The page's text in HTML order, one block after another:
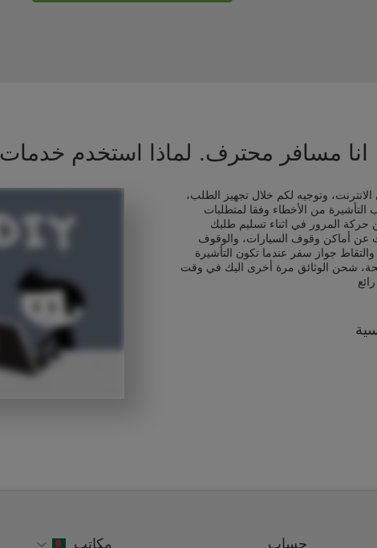
انا مسافر محترف. لماذا استخدم خدمات VisaHQ ؟
وتوجيه لكم خلال تجهيز الطلب،
التأشيرة من الأخطاء وفقا لمتطلبات
حركة المرور في اثناء تسليم طلبك
عن أماكن وقوف السيارات، والوقوف
جواز سفر عندما تكون التأشيرة
شحن الوثائق مرة أخرى اليك في وقت
حساب مكاتب